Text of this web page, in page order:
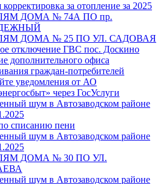
корректировка за отопление за 2025
ДОМА № 74А ПО пр.
ДОМА № 25 ПО УЛ. САДОВАЯ
отключение ГВС пос. Доскино
дополнительного офиса
граждан-потребителей
уведомления от АО
через ГосУслуги
шум в Автозаводском районе
списанию пени
шум в Автозаводском районе
ДОМА № 30 ПО УЛ.
шум в Автозаводском районе